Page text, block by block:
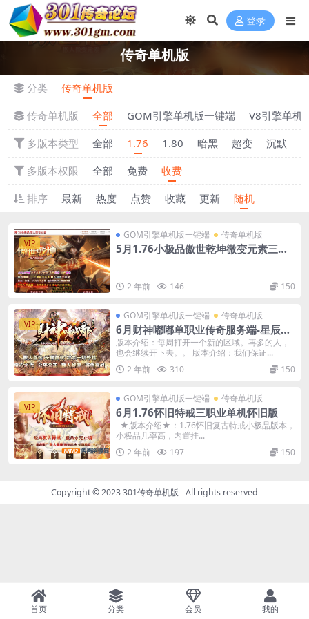
登录
传奇单机版
分类
传奇单机版
传奇单机版
全部 GOM引擎单机版一键端
V8引擎单机
多版本类型
全部 1.76 1.80 暗黑 超变 沉默
多版本权限
全部 免费
收费
排序
最新 热度 点赞 收藏 更新 随机
VIP
GOM引擎单机版一键端 传奇单机版
5月1.76小极品傲世乾坤微变元素三职
2 年前 146 150
VIP
GOM引擎单机版一键端 传奇单机版
6月财神嘟嘟单职业传奇服务端-星辰塔-
骰王-附带GM后台
版本介绍：每周打开一个新的区域。再多的人，
也会继续开下去。。 版本介绍：我们保证...
2 年前
310 150
VIP
GOM引擎单机版一键端 传奇单机版
6月1.76怀旧特戒三职业单机怀旧版
★版本介绍★：1.76怀旧复古特戒小极品版本，
小极品几率高，内置挂...
2 年前
197 150
Copyright © 2023301传奇单机版 - All rights reserved
首页 分类 会员 我的